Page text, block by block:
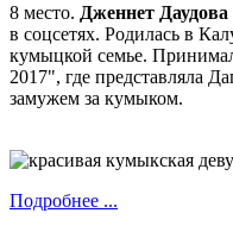
8 место. Дженнет Даудова
в соцсетях. Родилась в
кумыцкой семье.
2017", где представляла
замужем за кумыком.
Подробнее ...